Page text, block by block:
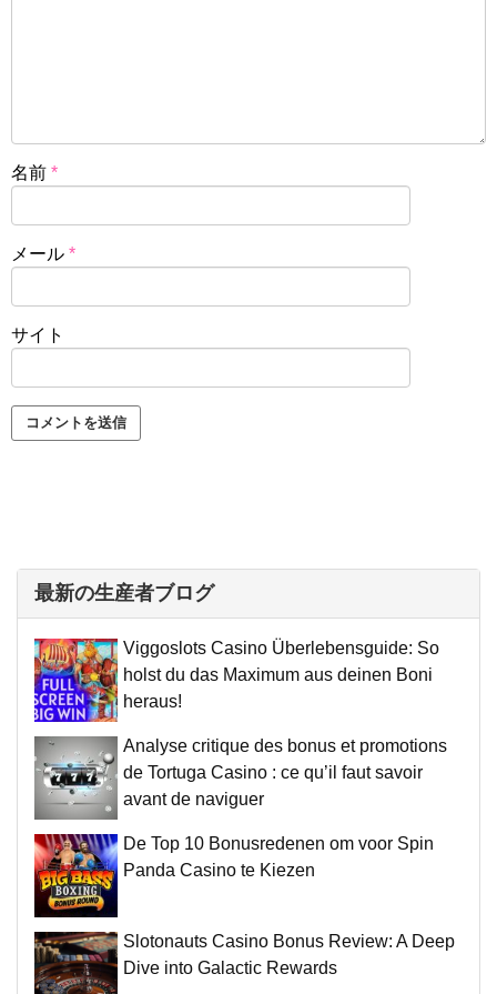
名前 *
メール *
サイト
最新の生産者ブログ
Viggoslots Casino Überlebensguide: So
holst du das Maximum aus deinen Boni
heraus!
Analyse critique des bonus et promotions
de Tortuga Casino : ce qu’il faut savoir
avant de naviguer
De Top 10 Bonusredenen om voor Spin
Panda Casino te Kiezen
Slotonauts Casino Bonus Review: A Deep
Dive into Galactic Rewards